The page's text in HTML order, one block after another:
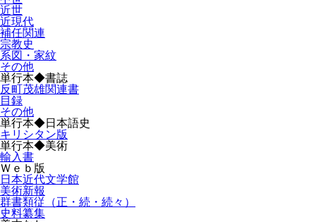
近世
近現代
補任関連
宗教史
系図・家紋
その他
単行本◆書誌
反町茂雄関連書
目録
その他
単行本◆日本語史
キリシタン版
単行本◆美術
輸入書
Ｗｅｂ版
日本近代文学館
美術新報
群書類従（正・続・続々）
史料纂集